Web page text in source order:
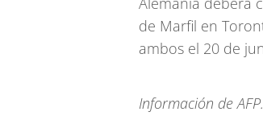
de Marfil en
ambos el 20 de
Información de AFP.